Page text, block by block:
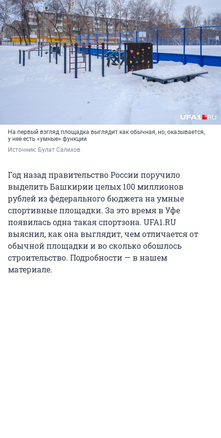
На первый взгляд площадка выглядит как обычная, но, оказывается,
у нее есть «умные» функции
Источник: Булат Салихов
Год назад правительство России поручило
выделить Башкирии целых 100 миллионов
рублей из федерального бюджета на умные
спортивные площадки. За это время в Уфе
появилась одна такая спортзона. UFA1.RU
выяснил, как она выглядит, чем отличается от
обычной площадки и во сколько обошлось
строительство. Подробности — в нашем
материале.